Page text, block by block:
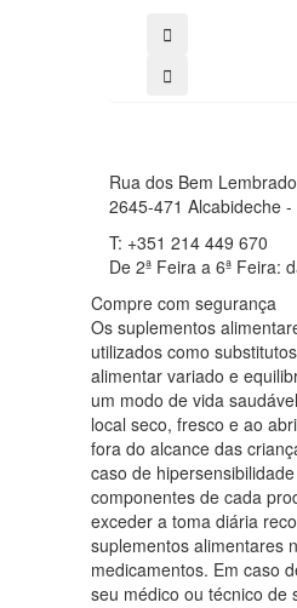
Rua dos Bem
2645-471 Alcabideche -
T: +351 214 449 670
De 2ª Feira a 6ª Feira:
Compre com segurança
Os suplementos
utilizados como
alimentar variado e
um modo de vida
local seco, fresco e ao
fora do alcance das
caso de
componentes de cada
exceder a toma diária
suplementos alimentares
medicamentos. Em caso
seu médico ou técnico de